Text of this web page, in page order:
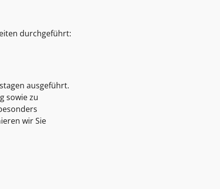
durchgeführt:
ausgeführt.
sowie zu
wir Sie